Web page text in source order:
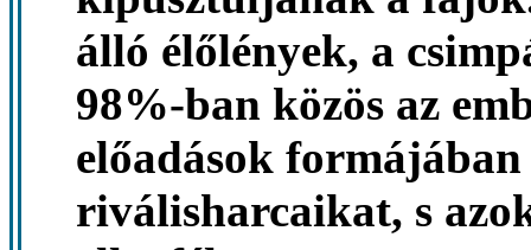
álló élőlények, a
98%-ban közös az
előadások
riválisharcaikat, s